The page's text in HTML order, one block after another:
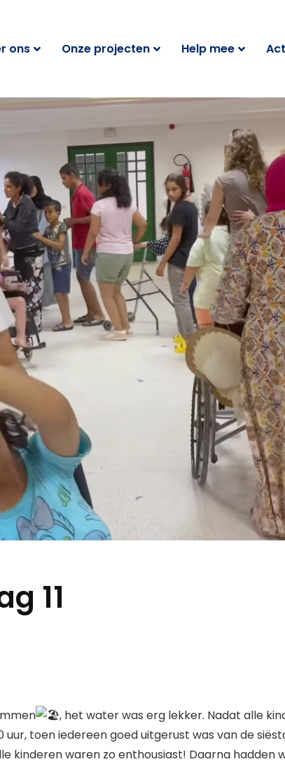
ons Onze projecten Help mee
11
, het water was erg lekker. Nadat alle
uur, toen iedereen goed uitgerust was van de
kinderen waren zo enthousiast! Daarna hadden